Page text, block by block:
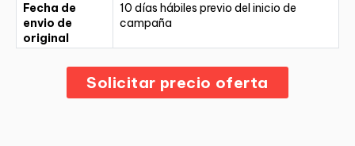
Fecha de
envio de
original
10 días hábiles previo del inicio de
campaña
Solicitar precio oferta